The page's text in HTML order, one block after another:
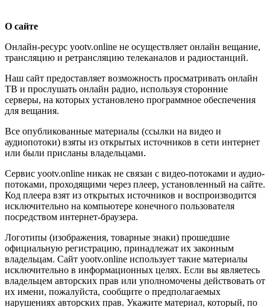
О сайте
Онлайн-ресурс yootv.online не осуществляет онлайн вещание,
трансляцию и ретрансляцию телеканалов и радиостанций.
Наш сайт предоставляет возможность просматривать онлайн
ТВ и прослушать онлайн радио, используя сторонние
серверы, на которых установлено программное обеспечения
для вещания.
Все опубликованные материалы (ссылки на видео и
аудиопотоки) взяты из открытых источников в сети интернет
или были присланы владельцами.
Сервис yootv.online никак не связан с видео-потоками и аудио-
потоками, проходящими через плеер, установленный на сайте.
Код плеера взят из открытых источников и воспроизводится
исключительно на компьютере конечного пользователя
посредством интернет-браузера.
Логотипы (изображения, товарные знаки) прошедшие
официальную регистрацию, принадлежат их законным
владельцам. Сайт yootv.online использует такие материалы
исключительно в информационных целях. Если вы являетесь
владельцем авторских прав или уполномочены действовать от
их имени, пожалуйста, сообщите о предполагаемых
нарушениях авторских прав. Укажите материал, который, по